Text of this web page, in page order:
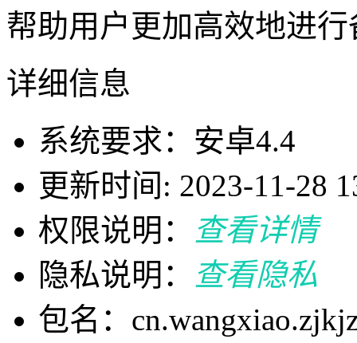
帮助用户更加高效地进行
详细信息
系统要求：安卓4.4
更新时间: 2023-11-28
权限说明：
查看详情
隐私说明：
查看隐私
包名：